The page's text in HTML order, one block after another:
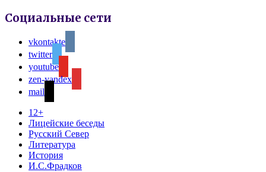
Социальные сети
vkontakte
twitter
youtube
zen-yandex
mail
12+
Лицейские беседы
Русский Север
Литература
История
И.С.Фрадков